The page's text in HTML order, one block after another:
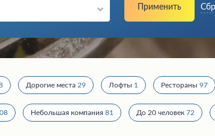
Применить
Дорогие места 29 Лофты 1 Рестораны 97
Небольшая компания 81 До 20 человек 72